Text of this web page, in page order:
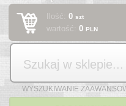
Ilość:0szt
wartość:0PLN
Szukaj
WYSZUKIWANIE